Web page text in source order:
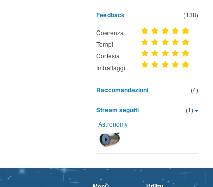
Feedback (138)
Coerenza
Tempi
Cortesia
Imballaggi
(4)
Raccomandazioni
(1)
Stream seguiti
Astronomy